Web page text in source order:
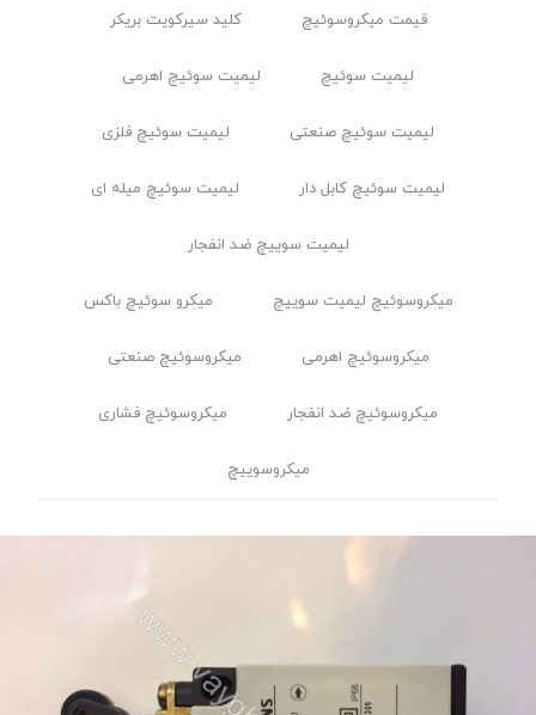
قیمت میکروسوئیچ کلید سیرکویت بریکر
لیمیت سوئیچ لیمیت سوئیچ اهرمی
لیمیت سوئیچ صنعتی لیمیت سوئیچ فلزی
لیمیت سوئیچ کابل ‌دار لیمیت سوئیچ میله ای
لیمیت سوییچ ضد انفجار
ميكروسوئيچ ليميت سوييچ میکرو سوئیچ باکس
میکروسوئیچ اهرمی میکروسوئیچ صنعتی
میکروسوئیچ ضد انفجار میکروسوئیچ فشاری
میکروسوییچ